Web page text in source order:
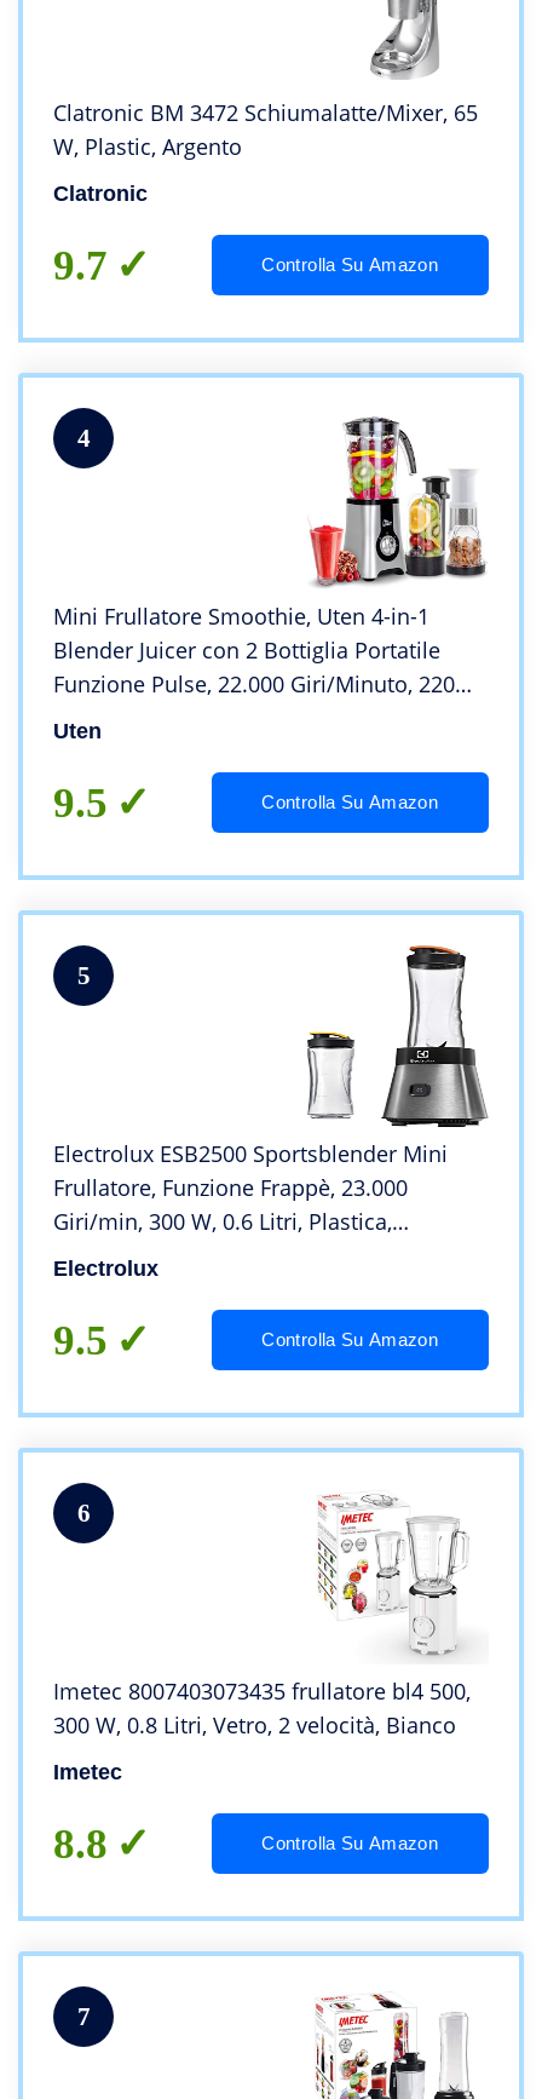
Clatronic BM 3472 Schiumalatte/Mixer, 65
W, Plastic, Argento
Clatronic
9.7 Controlla Su Amazon
4
Mini Frullatore Smoothie, Uten 4-in-1
Blender Juicer con 2 Bottiglia Portatile
Funzione Pulse, 22.000 Giri/Minuto, 220W,
Senza BPA…
Uten
9.5 Controlla Su Amazon
5
Electrolux ESB2500 Sportsblender Mini
Frullatore, Funzione Frappè, 23.000
Giri/min, 300 W, 0.6 Litri, Plastica,
Argento/Nero
Electrolux
9.5 Controlla Su Amazon
6
Imetec 8007403073435 frullatore bl4 500,
300 W, 0.8 Litri, Vetro, 2 velocità, Bianco
Imetec
8.8 Controlla Su Amazon
7